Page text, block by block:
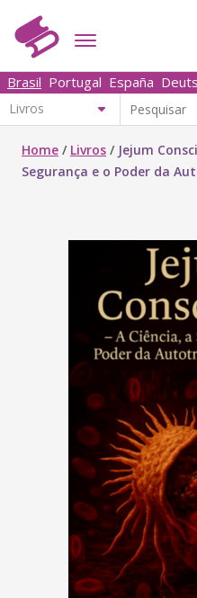
Brasil Portugal España
Home / Livros / Jejum
Segurança e o Poder da